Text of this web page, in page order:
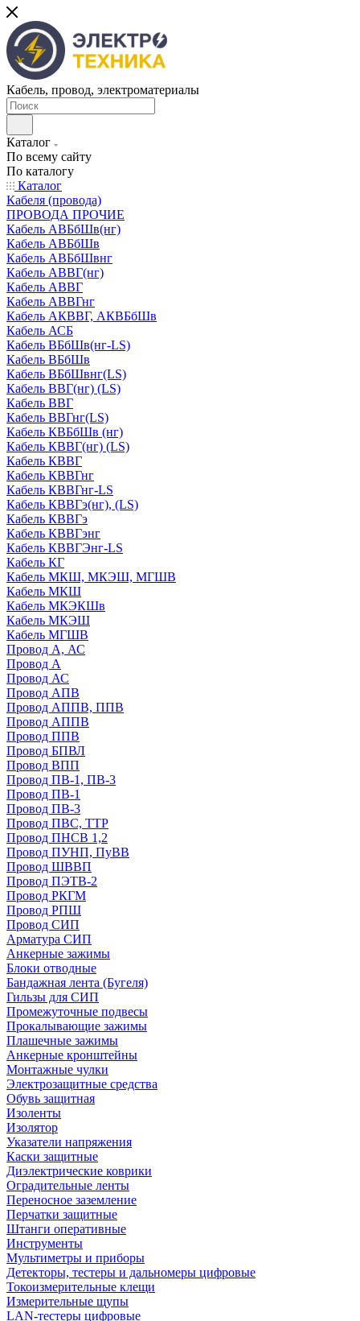
Кабель, провод, электроматериалы
Каталог
По всему сайту
По каталогу
Каталог
Кабеля (провода)
ПРОВОДА ПРОЧИЕ
Кабель АВБбШв(нг)
Кабель АВБбШв
Кабель АВБбШвнг
Кабель АВВГ(нг)
Кабель АВВГ
Кабель АВВГнг
Кабель АКВВГ, АКВБбШв
Кабель АСБ
Кабель ВБбШв(нг-LS)
Кабель ВБбШв
Кабель ВБбШвнг(LS)
Кабель ВВГ(нг) (LS)
Кабель ВВГ
Кабель ВВГнг(LS)
Кабель КВБбШв (нг)
Кабель КВВГ(нг) (LS)
Кабель КВВГ
Кабель КВВГнг
Кабель КВВГнг-LS
Кабель КВВГэ(нг), (LS)
Кабель КВВГэ
Кабель КВВГэнг
Кабель КВВГЭнг-LS
Кабель КГ
Кабель МКШ, МКЭШ, МГШВ
Кабель МКШ
Кабель МКЭКШв
Кабель МКЭШ
Кабель МГШВ
Провод А, АС
Провод А
Провод АС
Провод АПВ
Провод АППВ, ППВ
Провод АППВ
Провод ППВ
Провод БПВЛ
Провод ВПП
Провод ПВ-1, ПВ-3
Провод ПВ-1
Провод ПВ-3
Провод ПВС, ТТР
Провод ПНСВ 1,2
Провод ПУНП, ПуВВ
Провод ШВВП
Провод ПЭТВ-2
Провод РКГМ
Провод РПШ
Провод СИП
Арматура СИП
Анкерные зажимы
Блоки отводные
Бандажная лента (Бугеля)
Гильзы для СИП
Промежуточные подвесы
Прокалывающие зажимы
Плашечные зажимы
Анкерные кронштейны
Монтажные чулки
Электрозащитные средства
Обувь защитная
Изоленты
Изолятор
Указатели напряжения
Каски защитные
Диэлектрические коврики
Оградительные ленты
Переносное заземление
Перчатки защитные
Штанги оперативные
Инструменты
Мультиметры и приборы
Детекторы, тестеры и дальномеры цифровые
Токоизмерительные клещи
Измерительные щупы
LAN-тестеры цифровые